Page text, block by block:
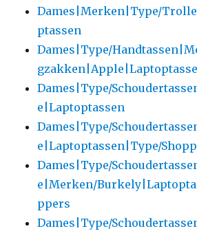
Dames|Merken|Type/
ptassen
Dames|Type/
Dames|Type/
e|Laptoptassen
Dames|Type/
e|Laptoptassen|Type/
Dames|Type/
e|Merken/
ppers
Dames|Type/